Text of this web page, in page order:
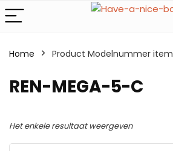
Home Product Modelnummer item
REN-MEGA-5-C
Het enkele resultaat weergeven